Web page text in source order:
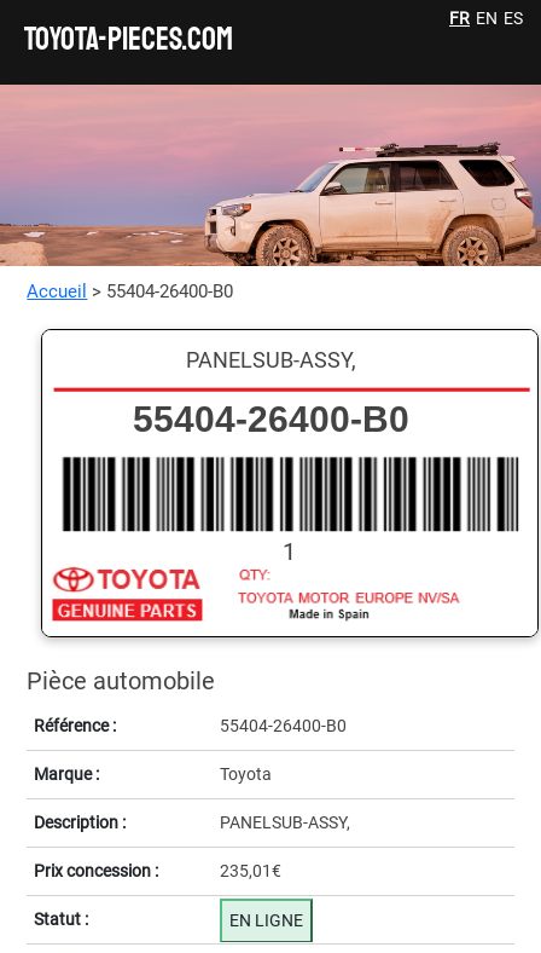
TOYOTA-pieces.com
FR EN ES
Accueil > 55404-26400-B0
Pièce automobile
Référence : 55404-26400-B0
Marque : Toyota
Description : PANELSUB-ASSY,
Prix concession : 235,01€
Statut : EN LIGNE
PANELSUB-ASSY,
55404-26400-B0
1